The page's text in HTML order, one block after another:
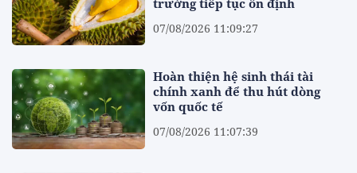
trường tiếp tục ổn định
07/08/2026 11:09:27
Hoàn thiện hệ sinh thái tài
chính xanh để thu hút dòng
vốn quốc tế
07/08/2026 11:07:39